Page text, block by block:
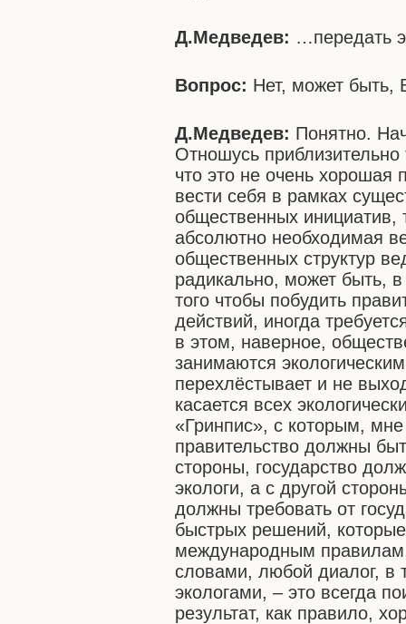
Д.Медведев: …передать
Вопрос: Нет, может быть,
Д.Медведев: Понятно.
Отношусь
что это не очень хорошая
вести себя в рамках
общественных инициатив,
абсолютно необходимая
общественных структур
радикально, может быть,
того чтобы побудить
действий, иногда
в этом, наверное,
занимаются
перехлёстывает и не
касается всех
«Гринпис», с которым,
правительство должны
стороны, государство
экологи, а с другой
должны требовать от
быстрых решений,
международным
словами, любой диалог, в
экологами, – это всегда
результат, как правило,